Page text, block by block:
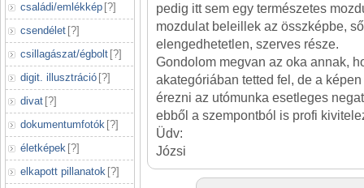
családi/emlékkép [?]
csendélet [?]
csillagászat/égbolt [?]
digit. illusztráció [?]
divat [?]
dokumentumfotók [?]
életképek [?]
elkapott pillanatok [?]
pedig itt sem egy természetes
mozdulat beleillek az összképbe,
elengedhetetlen, szerves része.
Gondolom megvan az oka annak,
akategóriában tetted fel, de a
érezni az utómunka esetleges
ebből a szempontból is profi
Üdv:
Józsi